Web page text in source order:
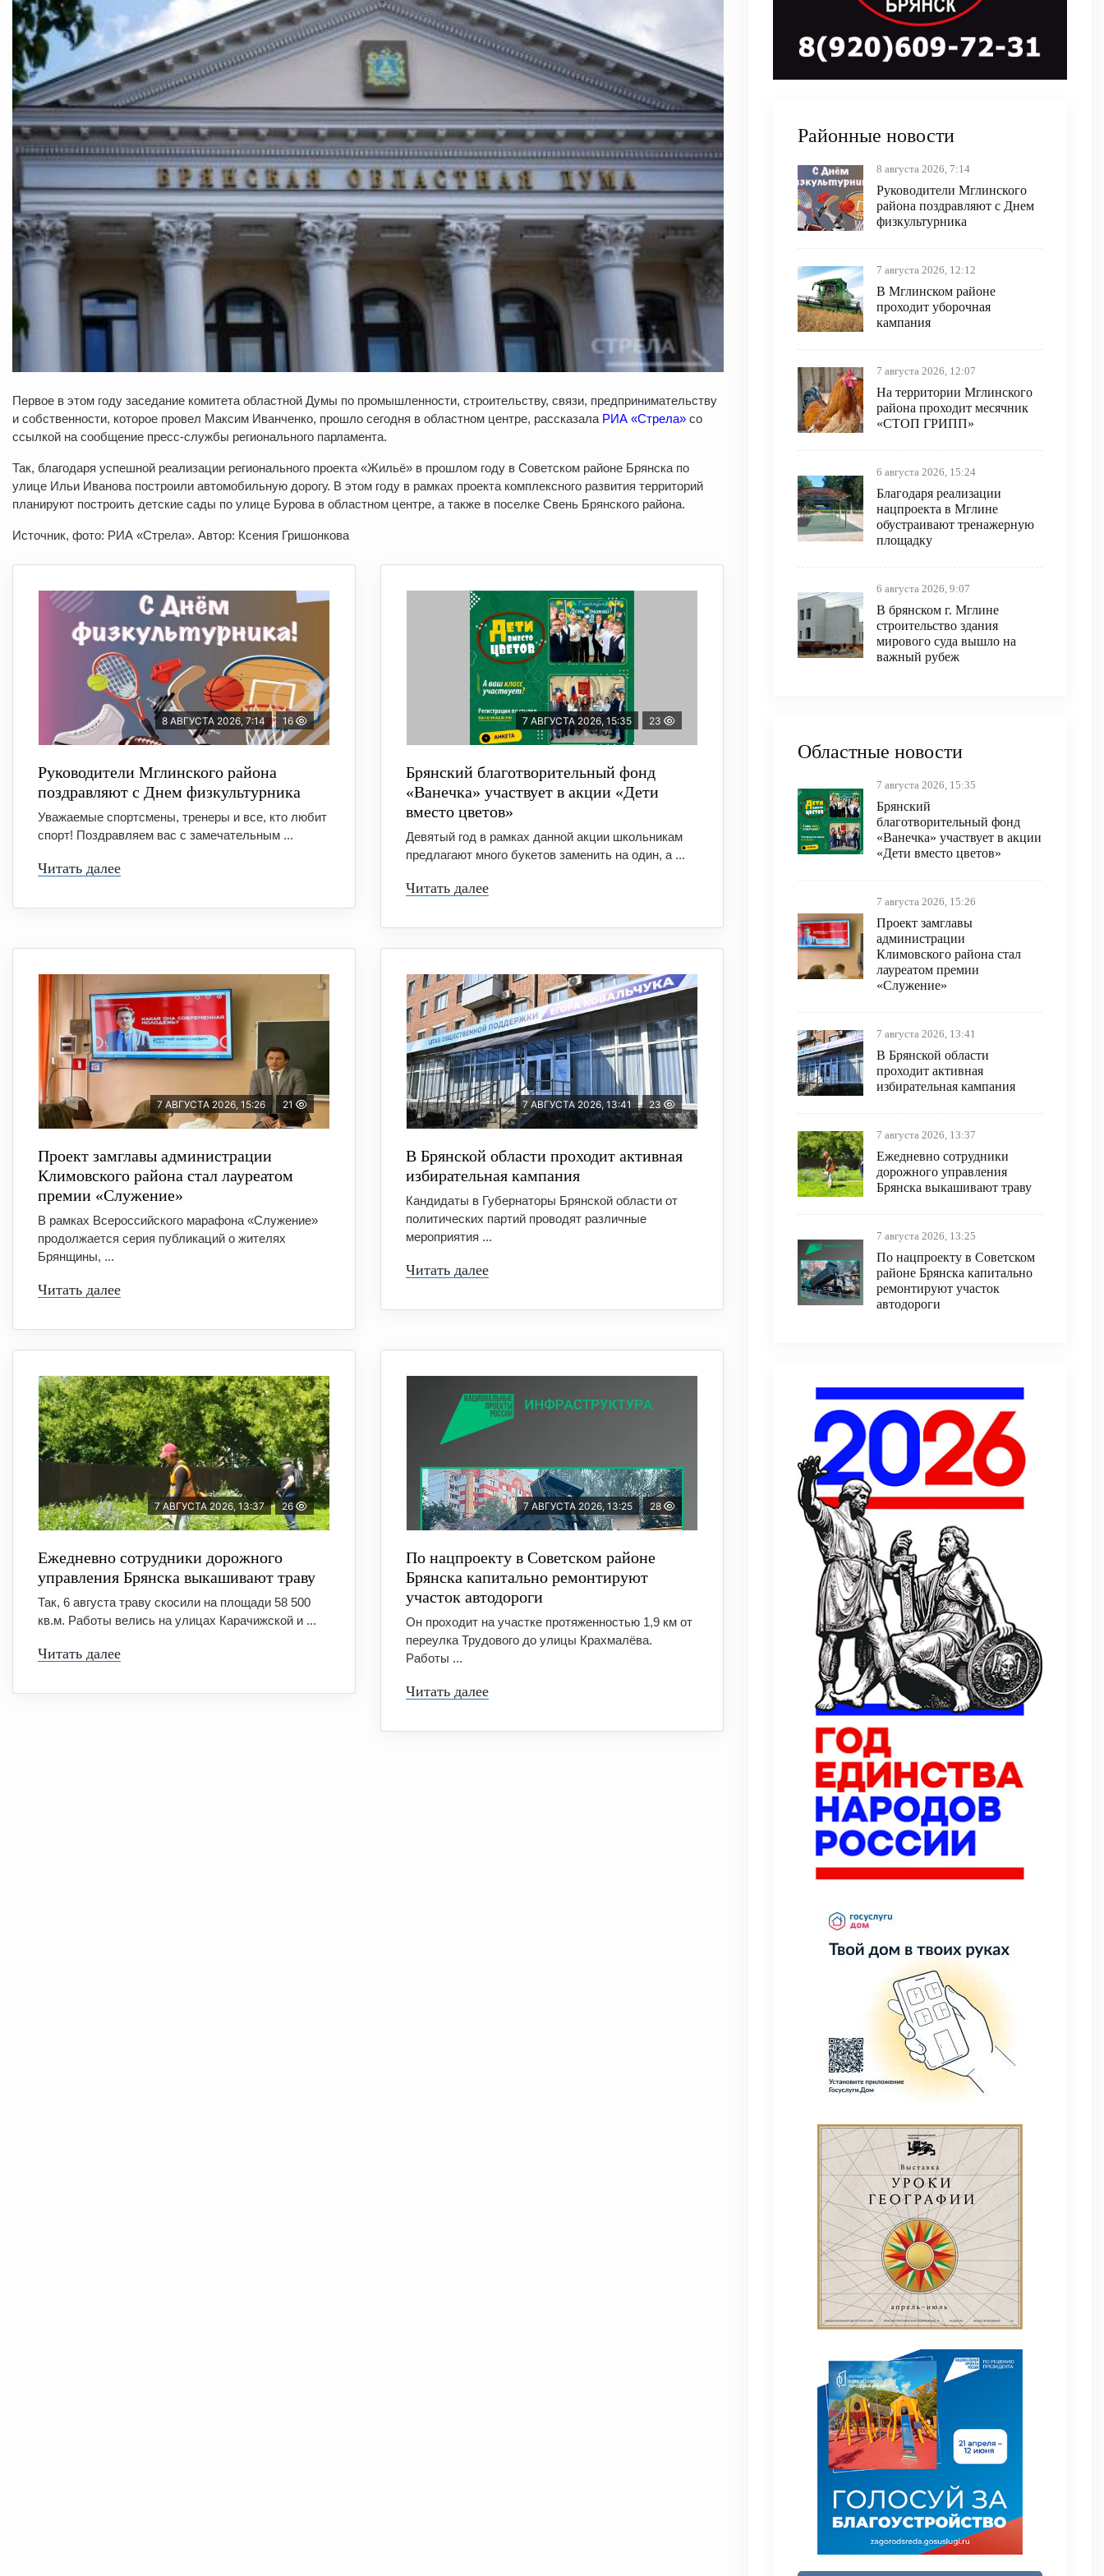
Первое в этом году заседание комитета областной Думы по промышленности, строительству, связи, предпринимательству
и собственности, которое провел Максим Иванченко, прошло сегодня в областном центре, рассказала РИА «Стрела» со
ссылкой на сообщение пресс-службы регионального парламента.
Так, благодаря успешной реализации регионального проекта «Жильё» в прошлом году в Советском районе Брянска по
улице Ильи Иванова построили автомобильную дорогу. В этом году в рамках проекта комплексного развития территорий
планируют построить детские сады по улице Бурова в областном центре, а также в поселке Свень Брянского района.
Источник, фото: РИА «Стрела». Автор: Ксения Гришонкова
8 АВГУСТА 2026, 7:14 16
Руководители Мглинского района
поздравляют с Днем физкультурника
Уважаемые спортсмены, тренеры и все, кто любит
спорт! Поздравляем вас с замечательным ...
Читать далее
7 АВГУСТА 2026, 15:35 23
Брянский благотворительный фонд
«Ванечка» участвует в акции «Дети
вместо цветов»
Девятый год в рамках данной акции школьникам
предлагают много букетов заменить на один, а ...
Читать далее
7 АВГУСТА 2026, 15:26 21
Проект замглавы администрации
Климовского района стал лауреатом
премии «Служение»
В рамках Всероссийского марафона «Служение»
продолжается серия публикаций о жителях
Брянщины, ...
Читать далее
7 АВГУСТА 2026, 13:41 23
В Брянской области проходит активная
избирательная кампания
Кандидаты в Губернаторы Брянской области от
политических партий проводят различные
мероприятия ...
Читать далее
7 АВГУСТА 2026, 13:37 26
Ежедневно сотрудники дорожного
управления Брянска выкашивают траву
Так, 6 августа траву скосили на площади 58 500
кв.м. Работы велись на улицах Карачижской и ...
Читать далее
7 АВГУСТА 2026, 13:25 28
По нацпроекту в Советском районе
Брянска капитально ремонтируют
участок автодороги
Он проходит на участке протяженностью 1,9 км от
переулка Трудового до улицы Крахмалёва.
Работы ...
Читать далее
Районные новости
8 августа 2026, 7:14
Руководители Мглинского
района поздравляют с Днем
физкультурника
7 августа 2026, 12:12
В Мглинском районе
проходит уборочная
кампания
7 августа 2026, 12:07
На территории Мглинского
района проходит месячник
«СТОП ГРИПП»
6 августа 2026, 15:24
Благодаря реализации
нацпроекта в Мглине
обустраивают тренажерную
площадку
6 августа 2026, 9:07
В брянском г. Мглине
строительство здания
мирового суда вышло на
важный рубеж
Областные новости
7 августа 2026, 15:35
Брянский
благотворительный фонд
«Ванечка» участвует в акции
«Дети вместо цветов»
7 августа 2026, 15:26
Проект замглавы
администрации
Климовского района стал
лауреатом премии
«Служение»
7 августа 2026, 13:41
В Брянской области
проходит активная
избирательная кампания
7 августа 2026, 13:37
Ежедневно сотрудники
дорожного управления
Брянска выкашивают траву
7 августа 2026, 13:25
По нацпроекту в Советском
районе Брянска капитально
ремонтируют участок
автодороги